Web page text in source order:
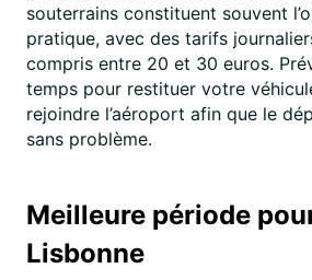
souterrains constituent souvent
pratique, avec des tarifs
compris entre 20 et 30 euros.
temps pour restituer votre
rejoindre l’aéroport afin que le
sans problème.
Meilleure période
Lisbonne